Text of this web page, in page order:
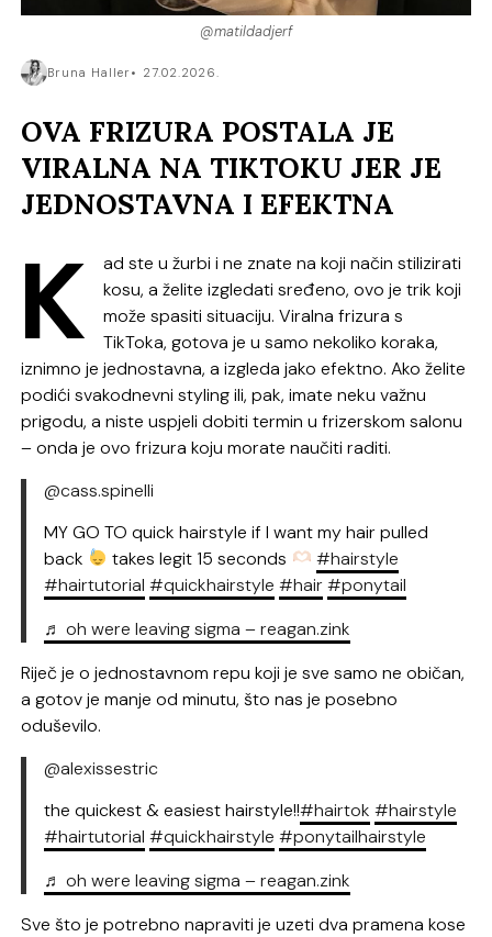
@matildadjerf
Bruna Haller 27.02.2026.
OVA FRIZURA POSTALA JE
VIRALNA NA TIKTOKU JER JE
JEDNOSTAVNA I EFEKTNA
K
ad ste u žurbi i ne znate na koji način stilizirati
kosu, a želite izgledati sređeno, ovo je trik koji
može spasiti situaciju. Viralna frizura s
TikToka, gotova je u samo nekoliko koraka,
iznimno je jednostavna, a izgleda jako efektno. Ako želite
podići svakodnevni styling ili, pak, imate neku važnu
prigodu, a niste uspjeli dobiti termin u frizerskom salonu
– onda je ovo frizura koju morate naučiti raditi.
@cass.spinelli
MY GO TO quick hairstyle if I want my hair pulled
back
takes legit 15 seconds
#hairstyle
#hairtutorial #quickhairstyle #hair#ponytail
♬ oh were leaving sigma – reagan.zink
Riječ je o jednostavnom repu koji je sve samo ne običan,
a gotov je manje od minutu, što nas je posebno
oduševilo.
@alexissestric
the quickest & easiest hairstyle!!#hairtok #hairstyle
#hairtutorial #quickhairstyle #ponytailhairstyle
♬ oh were leaving sigma – reagan.zink
Sve što je potrebno napraviti je uzeti dva pramena kose